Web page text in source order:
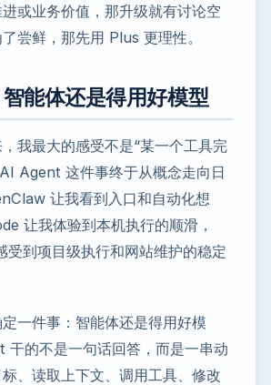
或业务价值，那升级就有讨论空
尝鲜，那先用 Plus 更理性。
能体还是得用好模型
我最大的感受不是“某一个工具完
Agent 这件事终于从概念走向日
让我看到入口和自动化想
让我体验到本机执行的顺滑，
受到项目级执行和网站维护的稳定
一件事：智能体还是得用好模
干的不是一句话回答，而是一串动
、读取上下文、调用工具、修改